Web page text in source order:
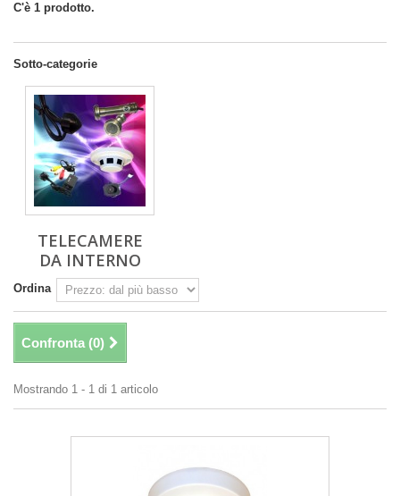
C'è 1 prodotto.
Sotto-categorie
TELECAMERE
DA INTERNO
Ordina
Confronta (0)
Mostrando 1 - 1 di 1 articolo